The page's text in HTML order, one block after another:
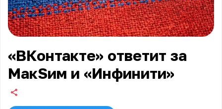
«ВКонтакте» ответит за
МакSим и «Инфинити»